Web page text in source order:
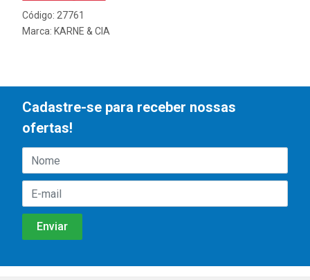
Código: 27761
Marca: KARNE & CIA
Cadastre-se para receber nossas
ofertas!